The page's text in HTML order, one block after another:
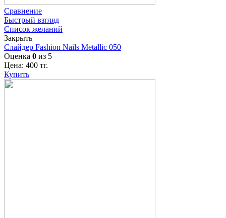
Сравнение
Быстрый взгляд
Список желаний
Закрыть
Слайдер Fashion Nails Metallic 050
Оценка 0 из 5
Цена: 400 тг.
Купить